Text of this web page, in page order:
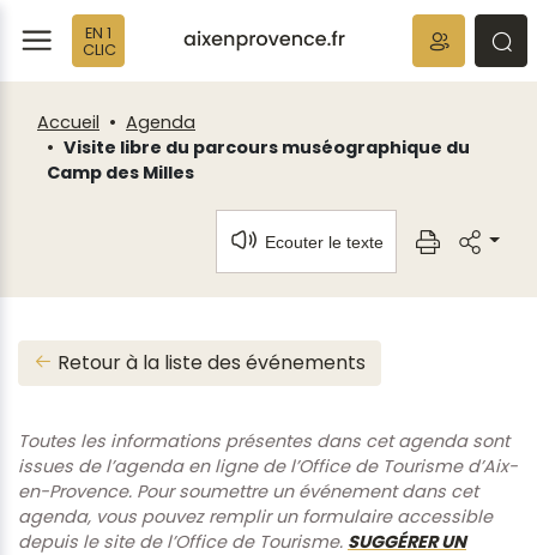
EN 1
CLIC
Accueil
Agenda
Visite libre du parcours muséographique du
Camp des Milles
Ecouter le texte
Retour à la liste des événements
Toutes les informations présentes dans cet agenda sont
issues de l’agenda en ligne de l’Office de Tourisme d’Aix-
en-Provence. Pour soumettre un événement dans cet
agenda, vous pouvez remplir un formulaire accessible
depuis le site de l’Office de Tourisme. SUGGÉRER UN
Panneau de gestion des cookies